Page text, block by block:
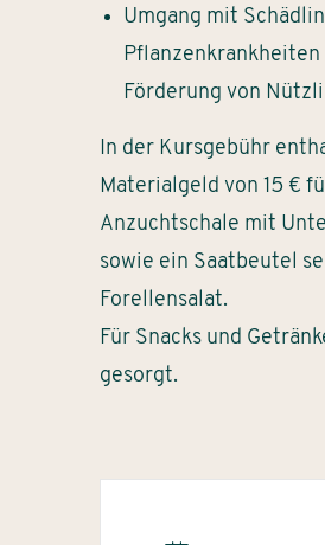
Umgang mit
Pflanzenkrankheiten
Förderung von
In der Kursgebühr
Materialgeld von 15 €
Anzuchtschale mit
sowie ein Saatbeutel
Forellensalat.
Für Snacks und
gesorgt.